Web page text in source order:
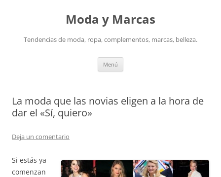
Moda y Marcas
Tendencias de moda, ropa, complementos, marcas, belleza.
Menú
La moda que las novias eligen a la hora de
dar el «Sí, quiero»
Deja un comentario
Si estás ya
comenzan